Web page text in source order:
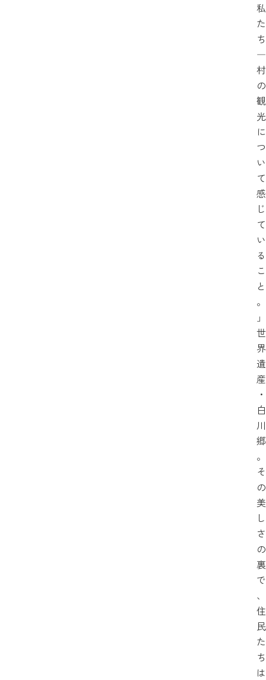
私
た
ち
―
村
の
観
光
に
つ
い
て
感
じ
て
い
る
こ
と
。
」
世
界
遺
産
・
白
川
郷
。
そ
の
美
し
さ
の
裏
で
、
住
民
た
ち
は